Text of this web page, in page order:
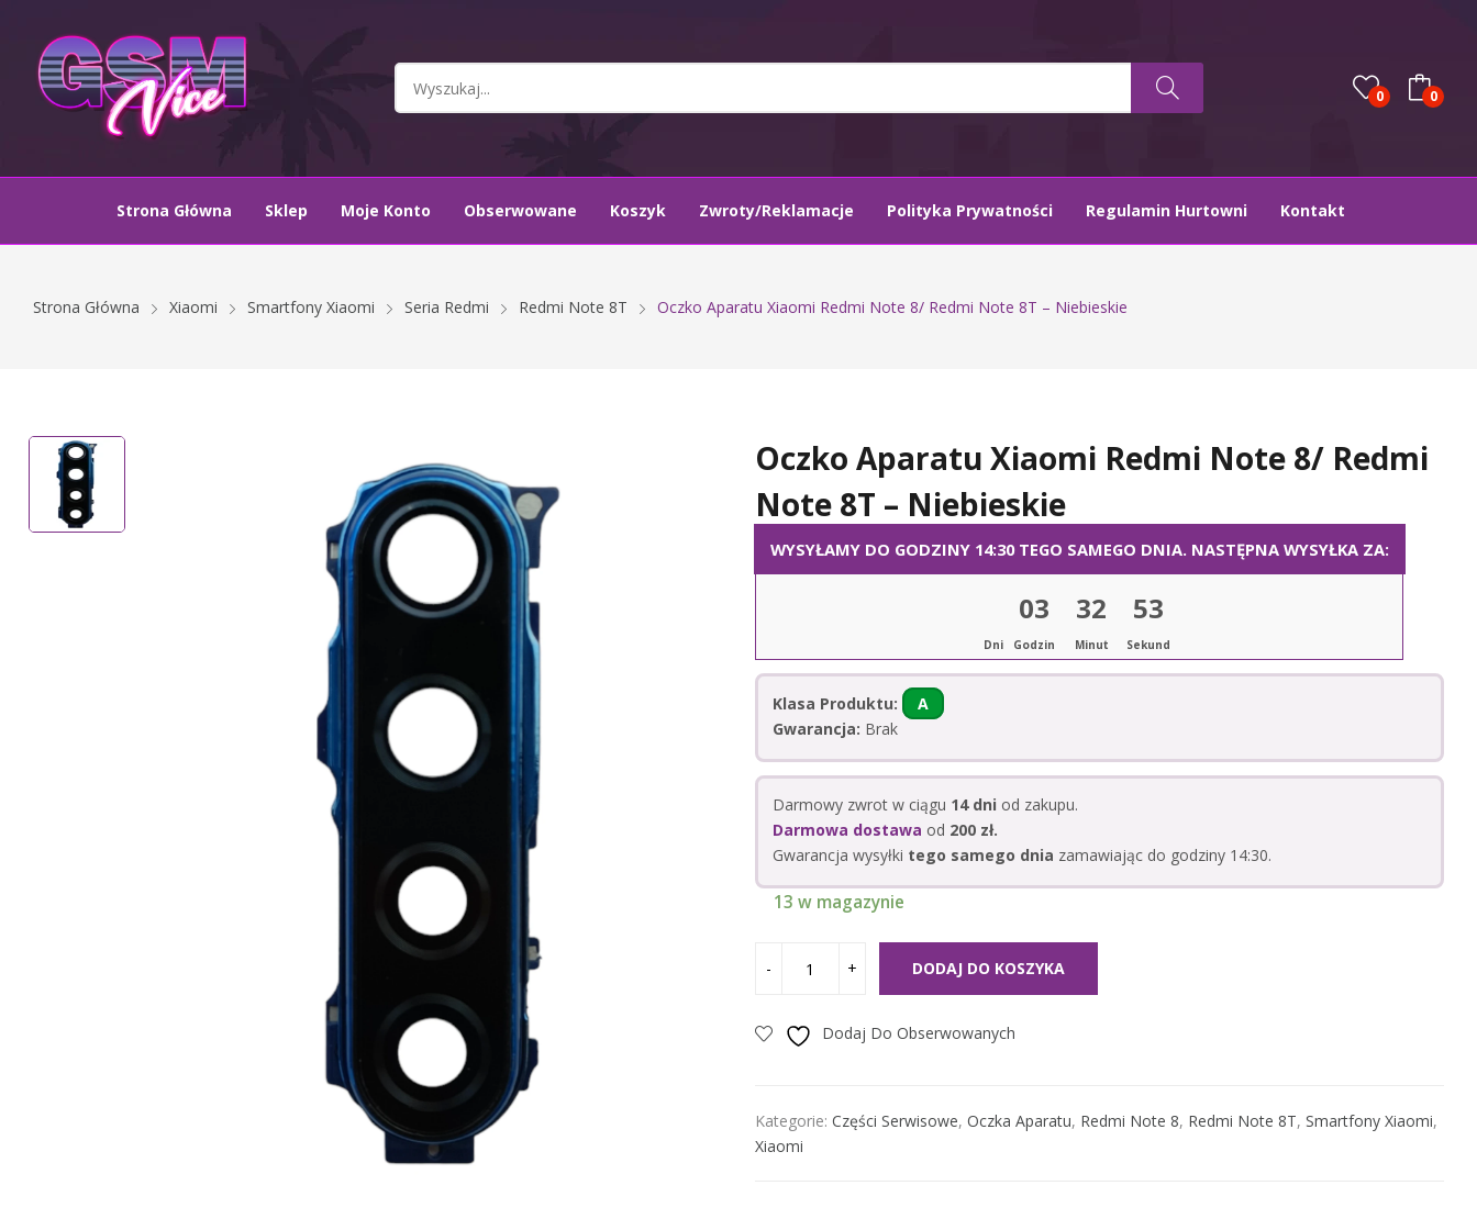
0 0
Strona Główna Sklep Moje Konto Obserwowane Koszyk Zwroty/Reklamacje Polityka Prywatności Regulamin Hurtowni Kontakt
Strona Główna Xiaomi Smartfony Xiaomi Seria Redmi Redmi Note 8T Oczko Aparatu Xiaomi Redmi Note 8/ Redmi Note 8T – Niebieskie
Oczko Aparatu Xiaomi Redmi Note 8/ Redmi
Note 8T – Niebieskie
WYSYŁAMY DO GODZINY 14:30 TEGO SAMEGO DNIA. NASTĘPNA WYSYŁKA ZA:
Dni
03
Godzin
32
Minut
52
Sekund
Klasa Produktu:
A
Gwarancja: Brak
Darmowy zwrot w ciągu 14 dni od zakupu.
Darmowa dostawa od 200 zł.
Gwarancja wysyłki tego samego dnia zamawiając do godziny 14:30.
13 w magazynie
DODAJ DO KOSZYKA
Dodaj Do Obserwowanych
Kategorie: Części Serwisowe, Oczka Aparatu, Redmi Note 8, Redmi Note 8T, Smartfony Xiaomi,
Xiaomi